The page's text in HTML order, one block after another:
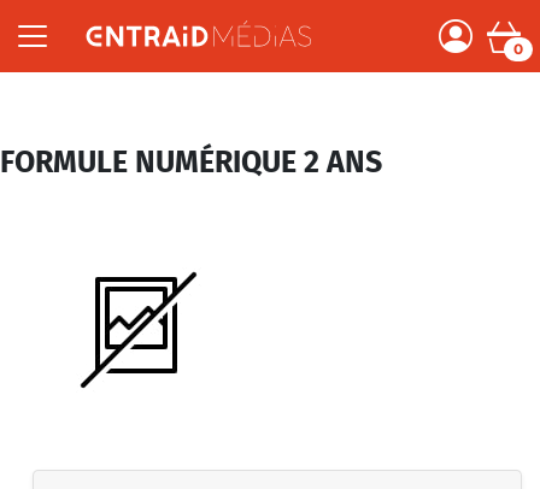
0
FORMULE NUMÉRIQUE 2 ANS